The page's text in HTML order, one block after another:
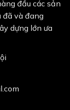
đầu các sản
đã và đang
dựng lớn ưa